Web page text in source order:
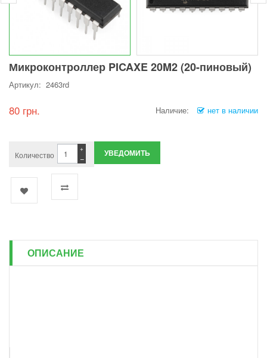
Микроконтроллер PICAXE 20M2 (20-пиновый)
Артикул: 2463rd
80 грн. Наличие: нет в наличии
Количество −
+ УВЕДОМИТЬ
ОПИСАНИЕ